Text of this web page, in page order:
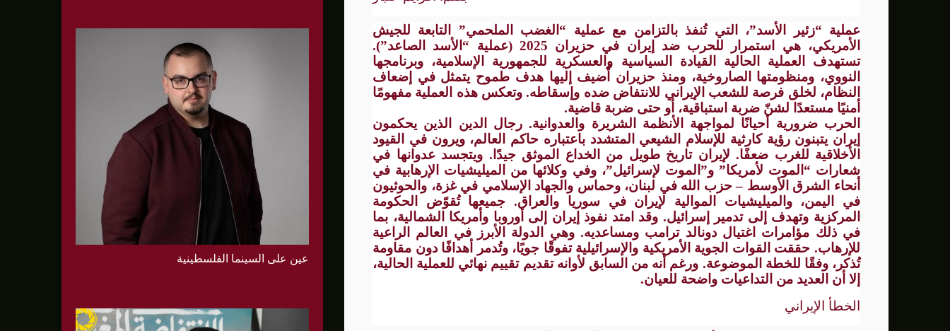
عملية “زئير الأسد”، التي تُنفذ بالتزامن مع عملية “الغضب الملحمي” التابعة للجيش
الأمريكي، هي استمرار للحرب ضد إيران في حزيران 2025 (عملية “الأسد الصاعد”).
تستهدف العملية الحالية القيادة السياسية والعسكرية للجمهورية الإسلامية، وبرنامجها
النووي، ومنظومتها الصاروخية، ومنذ حزيران أُضيف إليها هدف طموح يتمثل في إضعاف
النظام، لخلق فرصة للشعب الإيراني للانتفاض ضده وإسقاطه. وتعكس هذه العملية مفهومًا
أمنيًا مستعدًا لشنّ ضربة استباقية، أو حتى ضربة قاضية.
الحرب ضرورية أحيانًا لمواجهة الأنظمة الشريرة والعدوانية. رجال الدين الذين يحكمون
إيران يتبنون رؤية كارثية للإسلام الشيعي المتشدد باعتباره حاكم العالم، ويرون في القيود
الأخلاقية للغرب ضعفًا. لإيران تاريخ طويل من الخداع الموثق جيدًا. ويتجسد عدوانها في
شعارات “الموت لأمريكا” و”الموت لإسرائيل”، وفي وكلائها من الميليشيات الإرهابية في
أنحاء الشرق الأوسط – حزب الله في لبنان، وحماس والجهاد الإسلامي في غزة، والحوثيون
في اليمن، والميليشيات الموالية لإيران في سوريا والعراق. جميعها تُقوّض الحكومة
المركزية وتهدف إلى تدمير إسرائيل. وقد امتد نفوذ إيران إلى أوروبا وأمريكا الشمالية، بما
في ذلك مؤامرات اغتيال دونالد ترامب ومساعديه. وهي الدولة الأبرز في العالم الراعية
للإرهاب. حققت القوات الجوية الأمريكية والإسرائيلية تفوقًا جويًا، وتُدمر أهدافًا دون مقاومة
تُذكر، وفقًا للخطة الموضوعة. ورغم أنه من السابق لأوانه تقديم تقييم نهائي للعملية الحالية،
إلا أن العديد من التداعيات واضحة للعيان.
الخطأ الإيراني
عين على السينما الفلسطينية